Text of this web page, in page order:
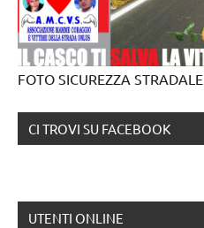
FOTO SICUREZZA STRADALE
CI TROVI SU FACEBOOK
UTENTI ONLINE